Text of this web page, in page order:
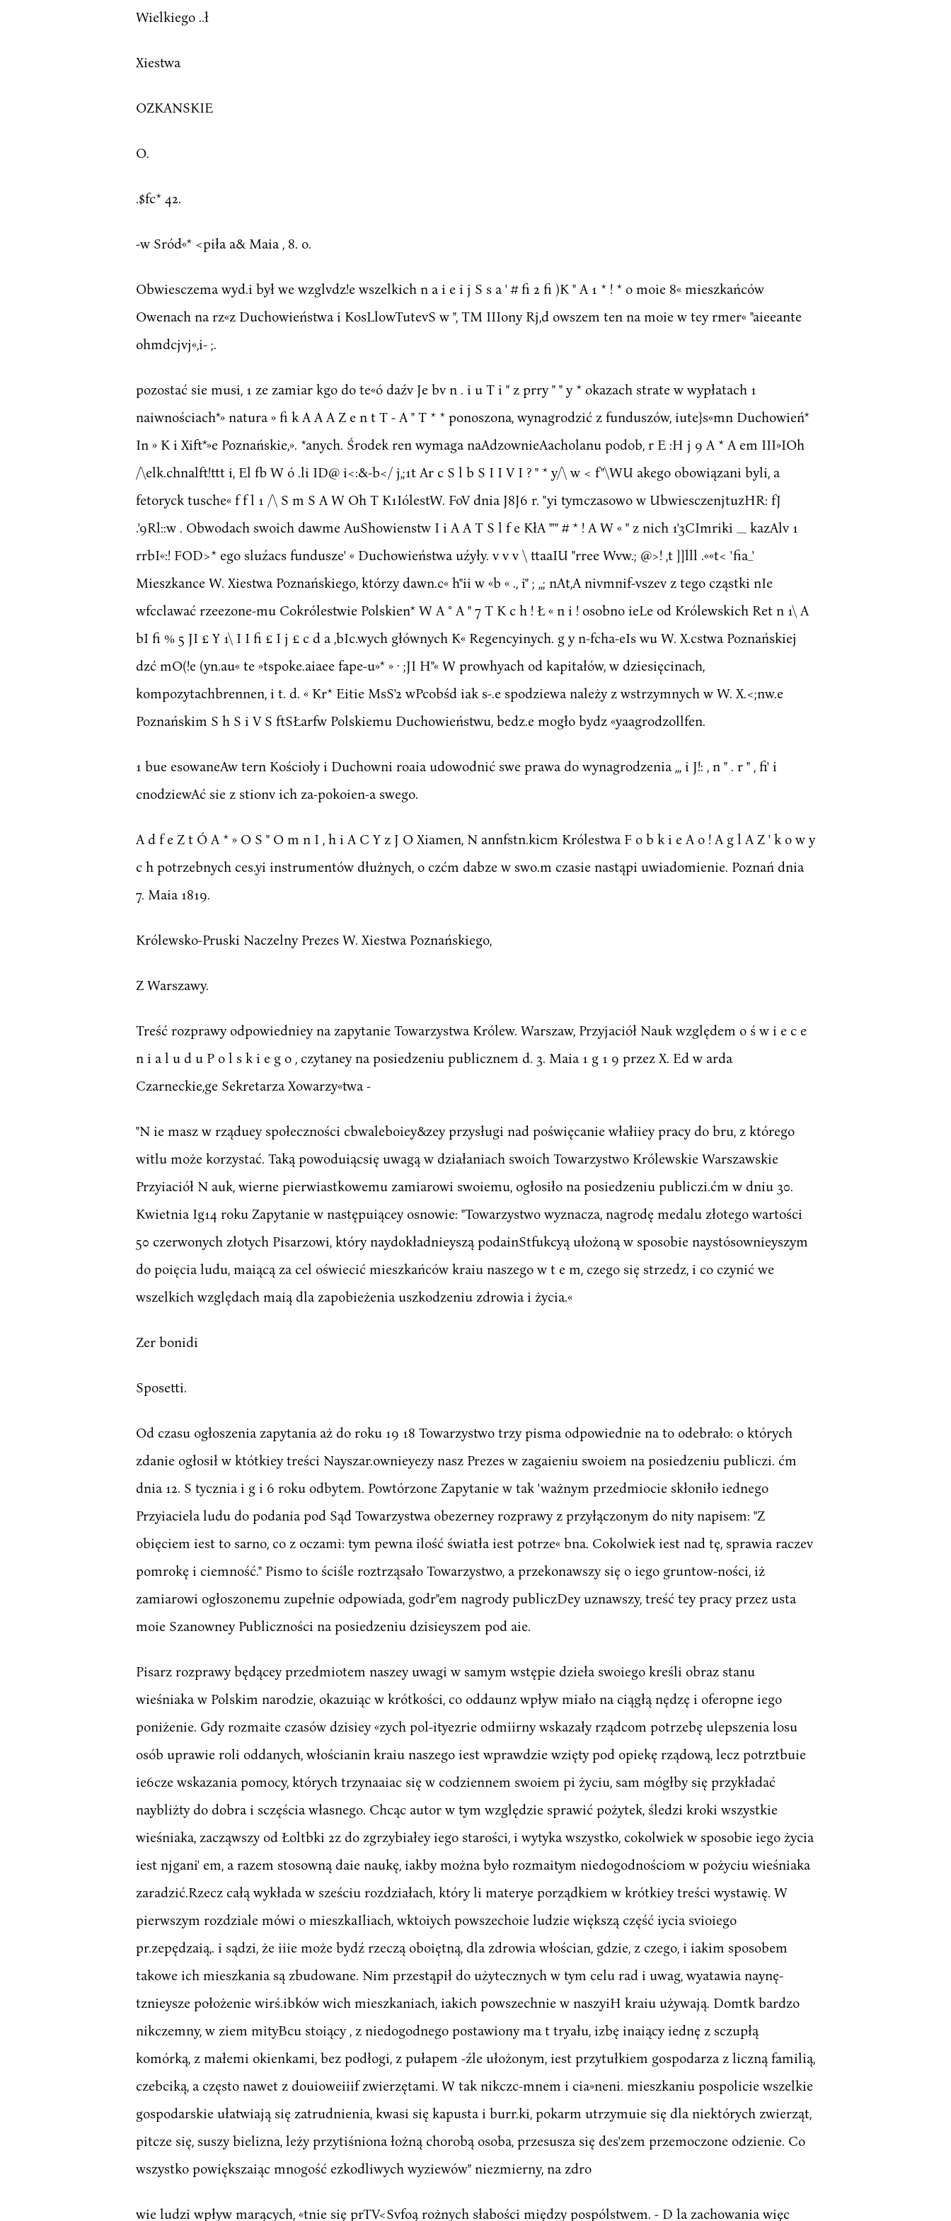
Wielkiego ..ł
Xiestwa
OZKANSKIE
O.
.$fc* 42.
-w Sród«* <piła a& Maia , 8. o.
Obwiesczema wyd.i był we wzglvdz!e wszelkich n a i e i j S s a ' # fi 2 fi )K " A 1 * ! * o moie 8« mieszkańców
Owenach na rz«z Duchowieństwa i KosLlowTutevS w ", TM IIIony Rj,d owszem ten na moie w tey rmer« "aieeante
ohmdcjvj«,i- ;.
pozostać sie musi, 1 ze zamiar kgo do te«ó daźv Je bv n . i u T i " z prry " " y * okazach strate w wypłatach 1
naiwnościach*» natura » fi k A A A Z e n t T - A " T * * ponoszona, wynagrodzić z funduszów, iute}s«mn Duchowień*
In » K i Xift*»e Poznańskie,». *anych. Środek ren wymaga naAdzownieAacholanu podob, r E :H j 9 A * A em III»IOh
/\elk.chnalft!ttt i, El fb W ó .li ID@ i<:&-b</ j,;1t Ar c S l b S I I V I ? " * y/\ w < f"\WU akego obowiązani byli, a
fetoryck tusche« f f l 1 /\ S m S A W Oh T K1IólestW. FoV dnia J8J6 r. "yi tymczasowo w UbwiesczenjtuzHR: fJ
.'9Rl::w . Obwodach swoich dawme AuShowienstw I i A A T S l f e KłA "'" # * ! A W « " z nich 1'3CImriki __ kazAlv 1
rrbI«:! FOD>* ego sluźacs fundusze' « Duchowieństwa uźyły. v v v \ ttaaIU "rree Wvw.; @>! ,t ]]lll .««t< 'fia_'
Mieszkance W. Xiestwa Poznańskiego, którzy dawn.c« h"ii w «b « ., i" ; ,,; nAt,A nivmnif-vszev z tego cząstki nIe
wfcclawać rzeezone-mu Cokrólestwie Polskien* W A ° A " 7 T K c h ! Ł « n i ! osobno ieLe od Królewskich Ret n 1\ A
bI fi % 5 JI £ Y 1\ I I fi £ I j £ c d a ,bIc.wych głównych K« Regencyinych. g y n-fcha-eIs wu W. X.cstwa Poznańskiej
dzć mO(!e (yn.au« te »tspoke.aiaee fape-u»* » · ;JI H"« W prowhyach od kapitałów, w dziesięcinach,
kompozytachbrennen, i t. d. « Kr* Eitie MsS'2 wPcobśd iak s-.e spodziewa należy z wstrzymnych w W. X.<;nw.e
Poznańskim S h S i V S ftSŁarfw Polskiemu Duchowieństwu, bedz.e mogło bydz «yaagrodzollfen.
1 bue esowaneAw tern Kościoły i Duchowni roaia udowodnić swe prawa do wynagrodzenia ,,, i J!: , n " . r " , fi' i
cnodziewAć sie z stionv ich za-pokoien-a swego.
A d f e Z t Ó A * » O S " O m n I , h i A C Y z J O Xiamen, N annfstn.kicm Królestwa F o b k i e A o ! A g l A Z ' k o w y
c h potrzebnych ces.yi instrumentów dłużnych, o czćm dabze w swo.m czasie nastąpi uwiadomienie. Poznań dnia
7. Maia 1819.
Królewsko-Pruski Naczelny Prezes W. Xiestwa Poznańskiego,
Z Warszawy.
Treść rozprawy odpowiedniey na zapytanie Towarzystwa Królew. Warszaw, Przyjaciół Nauk względem o ś w i e c e
n i a l u d u P o l s k i e g o , czytaney na posiedzeniu publicznem d. 3. Maia 1 g 1 9 przez X. Ed w arda
Czarneckie,ge Sekretarza Xowarzy«twa -
"N ie masz w rząduey społeczności cbwaleboiey&zey przysługi nad poświęcanie włałiiey pracy do bru, z którego
witlu może korzystać. Taką powoduiącsię uwagą w działaniach swoich Towarzystwo Królewskie Warszawskie
Przyiaciół N auk, wierne pierwiastkowemu zamiarowi swoiemu, ogłosiło na posiedzeniu publiczi.ćm w dniu 30.
Kwietnia Ig14 roku Zapytanie w następuiącey osnowie: "Towarzystwo wyznacza, nagrodę medalu złotego wartości
50 czerwonych złotych Pisarzowi, który naydokładnieyszą podainStfukcyą ułożoną w sposobie naystósownieyszym
do poięcia ludu, maiącą za cel oświecić mieszkańców kraiu naszego w t e m, czego się strzedz, i co czynić we
wszelkich względach maią dla zapobieżenia uszkodzeniu zdrowia i życia.«
Zer bonidi
Sposetti.
Od czasu ogłoszenia zapytania aż do roku 19 18 Towarzystwo trzy pisma odpowiednie na to odebrało: o których
zdanie ogłosił w któtkiey treści Nayszar.ownieyezy nasz Prezes w zagaieniu swoiem na posiedzeniu publiczi. ćm
dnia 12. S tycznia i g i 6 roku odbytem. Powtórzone Zapytanie w tak 'ważnym przedmiocie skłoniło iednego
Przyiaciela ludu do podania pod Sąd Towarzystwa obezerney rozprawy z przyłączonym do nity napisem: "Z
obięciem iest to sarno, co z oczami: tym pewna ilość światła iest potrze« bna. Cokolwiek iest nad tę, sprawia raczev
pomrokę i ciemność." Pismo to ściśle roztrząsało Towarzystwo, a przekonawszy się o iego gruntow-ności, iż
zamiarowi ogłoszonemu zupełnie odpowiada, godr"em nagrody publiczDey uznawszy, treść tey pracy przez usta
moie Szanowney Publiczności na posiedzeniu dzisieyszem pod aie.
Pisarz rozprawy będącey przedmiotem naszey uwagi w samym wstępie dzieła swoiego kreśli obraz stanu
wieśniaka w Polskim narodzie, okazuiąc w krótkości, co oddaunz wpływ miało na ciągłą nędzę i oferopne iego
poniżenie. Gdy rozmaite czasów dzisiey «zych pol-ityezrie odmiirny wskazały rządcom potrzebę ulepszenia losu
osób uprawie roli oddanych, włościanin kraiu naszego iest wprawdzie wzięty pod opiekę rządową, lecz potrztbuie
ie6cze wskazania pomocy, których trzynaaiac się w codziennem swoiem pi życiu, sam mógłby się przykładać
naybliżty do dobra i sczęścia własnego. Chcąc autor w tym względzie sprawić pożytek, śledzi kroki wszystkie
wieśniaka, zacząwszy od Łoltbki 2z do zgrzybiałey iego starości, i wytyka wszystko, cokolwiek w sposobie iego życia
iest njgani' em, a razem stosowną daie naukę, iakby można było rozmaitym niedogodnościom w pożyciu wieśniaka
zaradzić.Rzecz całą wykłada w sześciu rozdziałach, który li materye porządkiem w krótkiey treści wystawię. W
pierwszym rozdziale mówi o mieszkaIliach, wktoiych powszechoie ludzie większą część iycia svioiego
pr.zepędzaią,. i sądzi, że iiie może bydź rzeczą oboiętną, dla zdrowia włościan, gdzie, z czego, i iakim sposobem
takowe ich mieszkania są zbudowane. Nim przestąpił do użytecznych w tym celu rad i uwag, wyatawia naynę-
tznieysze położenie wirś.ibków wich mieszkaniach, iakich powszechnie w naszyiH kraiu używają. Domtk bardzo
nikczemny, w ziem mityBcu stoiący , z niedogodnego postawiony ma t tryału, izbę inaiący iednę z sczupłą
komórką, z małemi okienkami, bez podłogi, z pułapem -źle ułożonym, iest przytułkiem gospodarza z liczną familią,
czebciką, a często nawet z douioweiiif zwierzętami. W tak nikczc-mnem i cia»neni. mieszkaniu pospolicie wszelkie
gospodarskie ułatwiają się zatrudnienia, kwasi się kapusta i burr.ki, pokarm utrzymuie się dla niektórych zwierząt,
pitcze się, suszy bielizna, leży przytiśniona łożną chorobą osoba, przesusza się des'zem przemoczone odzienie. Co
wszystko powiększaiąc mnogość ezkodliwych wyziewów" niezmierny, na zdro
wie ludzi wpływ marących, «tnie się prTV<Svfoą rożnych słabości między pospólstwem. - D la zachowania więc